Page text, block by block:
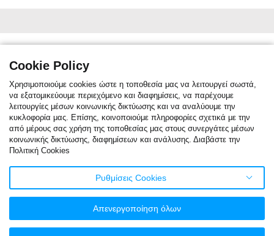
Η κλιματική αναφορά δείχνει τη μηνιαία μέση θερμοκρασία. Η κόκκινη
γραμμή είναι η μέση μέγιστη θερμοκρασία, ενώ η μπλε γραμμή είναι η
μέση ελάχιστη θερμοκρασία. Η μπλε στήλες δείχνουν τον μέσο όρο
ημερών/μήνα με βροχόπτωση. Για το τελευταίο εικοσιτετράωρο μέρα
Τα στατιστικά στοιχεία του κλίματος βασίζονται σε δεδομένα του
καιρού για την τελευταία δεκαετία.
Cookie Policy
Χρησιμοποιούμε cookies ώστε η τοποθεσία μας να λειτουργεί σωστά,
να εξατομικεύουμε περιεχόμενο και διαφημίσεις, να παρέχουμε
λειτουργίες μέσων κοινωνικής δικτύωσης και να αναλύουμε την
κυκλοφορία μας. Επίσης, κοινοποιούμε πληροφορίες σχετικά με την
από μέρους σας χρήση της τοποθεσίας μας στους συνεργάτες μέσων
κοινωνικής δικτύωσης, διαφημίσεων και ανάλυσης. Διαβάστε την
Πολιτική Cookies
Ρυθμίσεις Cookies
Απενεργοποίηση όλων